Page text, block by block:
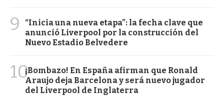
9
“Inicia una nueva etapa”: la fecha clave que
anunció Liverpool por la construcción del
Nuevo Estadio Belvedere
10¡Bombazo! En España afirman que Ronald
Araujo deja Barcelona y será nuevo jugador
del Liverpool de Inglaterra